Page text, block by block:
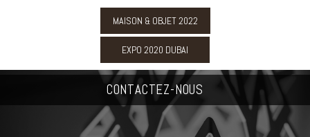
MAISON & OBJET 2022
EXPO 2020 DUBAI
CONTACTEZ-NOUS